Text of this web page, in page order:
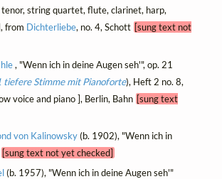
string quartet, flute, clarinet, harp,
from Dichterliebe, no. 4, Schott [sung text not
, "Wenn ich in deine Augen seh'", op. 21
tiefere Stimme mit Pianoforte), Heft 2 no. 8,
voice and piano ], Berlin, Bahn [sung text
von Kalinowsky(b. 1902), "Wenn ich in
[sung text not yet checked]
(b. 1957), "Wenn ich in deine Augen seh'"